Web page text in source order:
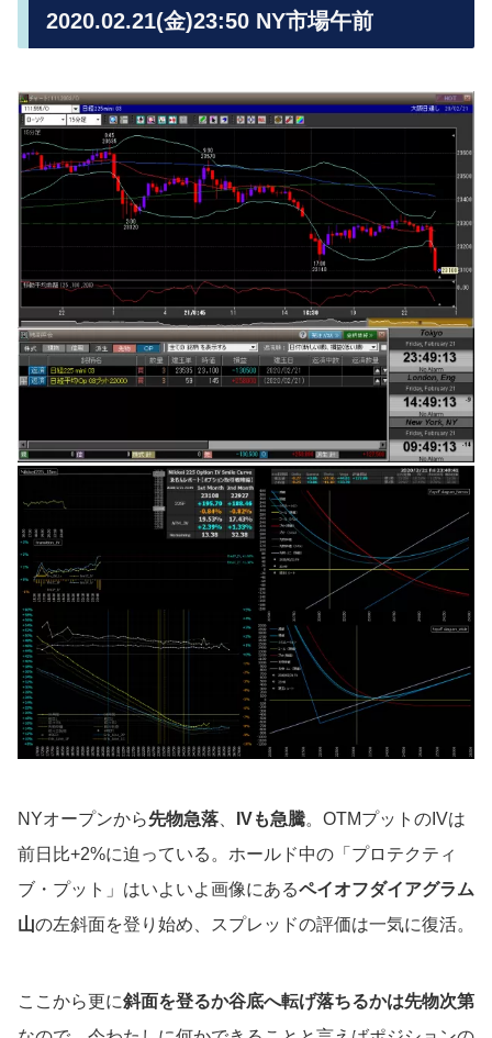
2020.02.21(金)23:50 NY市場午前
NYオープンから先物急落 IVも急騰。OTMプットのIVは
前日比+2%に迫っている。ホールド中の「プロテクティ
ブ・プット」はいよいよ画像にあるペイオフダイアグラム
山の左斜面を登り始め、スプレッドの評価は一気に復活。
ここから更に斜面を登るか谷底へ転げ落ちるかは先物次第